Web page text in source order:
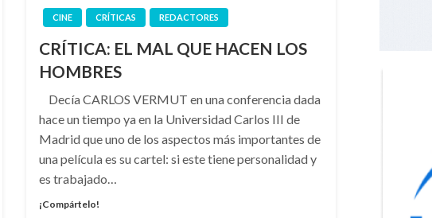
CINE CRÍTICAS REDACTORES
CRÍTICA: EL MAL QUE HACEN LOS
HOMBRES
Decía CARLOS VERMUT en una conferencia dada
hace un tiempo ya en la Universidad Carlos III de
Madrid que uno de los aspectos más importantes de
una película es su cartel: si este tiene personalidad y
es trabajado…
¡Compártelo!